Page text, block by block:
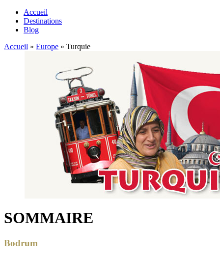
Accueil
Destinations
Blog
Accueil » Europe » Turquie
SOMMAIRE
Bodrum